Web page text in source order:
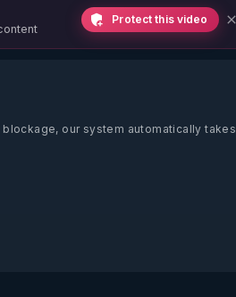
Protect this video
blockage, our system automatically takes